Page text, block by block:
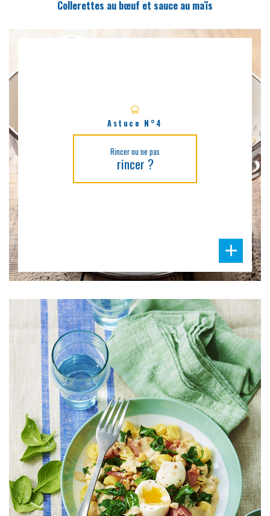
Collerettes au bœuf et sauce au maïs
Astuce N°4
Rincer ou ne pas
rincer ?
DIFFICULTÉ
PRÉPARATION
20 Min